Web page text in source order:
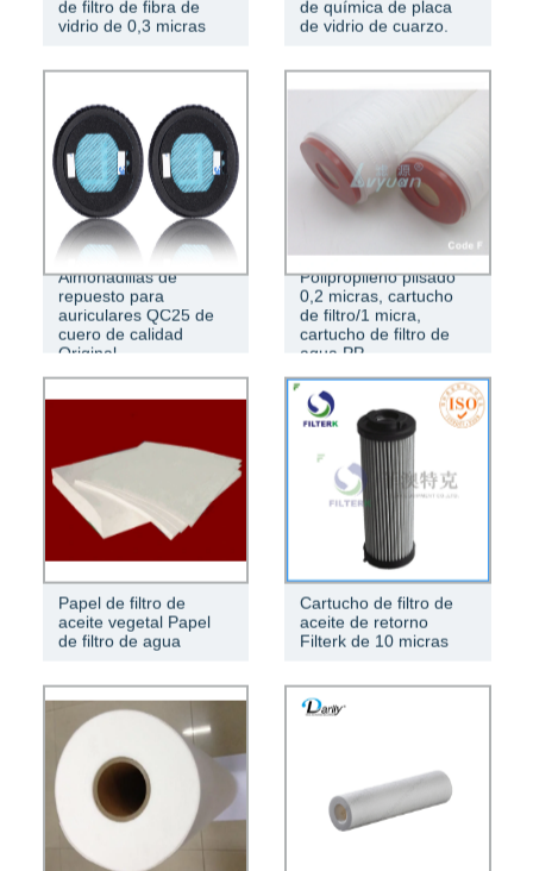
de filtro de fibra de
vidrio de 0,3 micras
de química de placa
de vidrio de cuarzo.
Almohadillas de
repuesto para
auriculares QC25 de
cuero de calidad
Original
Polipropileno plisado
0,2 micras, cartucho
de filtro/1 micra,
cartucho de filtro de
agua PP
Papel de filtro de
aceite vegetal Papel
de filtro de agua
Cartucho de filtro de
aceite de retorno
Filterk de 10 micras